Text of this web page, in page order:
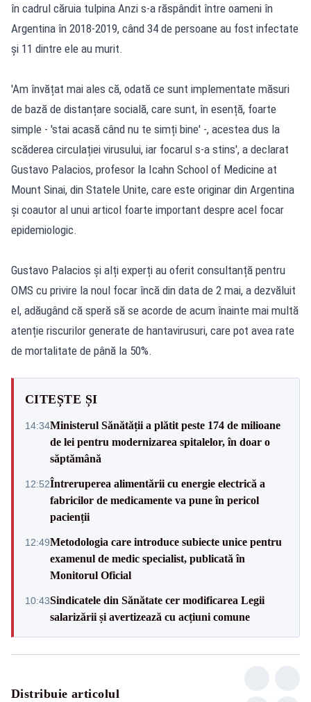
în cadrul căruia tulpina Anzi s-a răspândit între oameni în
Argentina în 2018-2019, când 34 de persoane au fost infectate
și 11 dintre ele au murit.
'Am învățat mai ales că, odată ce sunt implementate măsuri
de bază de distanțare socială, care sunt, în esență, foarte
simple - 'stai acasă când nu te simți bine' -, acestea dus la
scăderea circulației virusului, iar focarul s-a stins', a declarat
Gustavo Palacios, profesor la Icahn School of Medicine at
Mount Sinai, din Statele Unite, care este originar din Argentina
și coautor al unui articol foarte important despre acel focar
epidemiologic.
Gustavo Palacios și alți experți au oferit consultanță pentru
OMS cu privire la noul focar încă din data de 2 mai, a dezvăluit
el, adăugând că speră să se acorde de acum înainte mai multă
atenție riscurilor generate de hantavirusuri, care pot avea rate
de mortalitate de până la 50%.
CITEȘTE ȘI
14:34Ministerul Sănătății a plătit peste 174 de milioane
de lei pentru modernizarea spitalelor, în doar o
săptămână
12:52Întreruperea alimentării cu energie electrică a
fabricilor de medicamente va pune în pericol
pacienții
12:49Metodologia care introduce subiecte unice pentru
examenul de medic specialist, publicată în
Monitorul Oficial
10:43Sindicatele din Sănătate cer modificarea Legii
salarizării și avertizează cu acțiuni comune
Distribuie articolul